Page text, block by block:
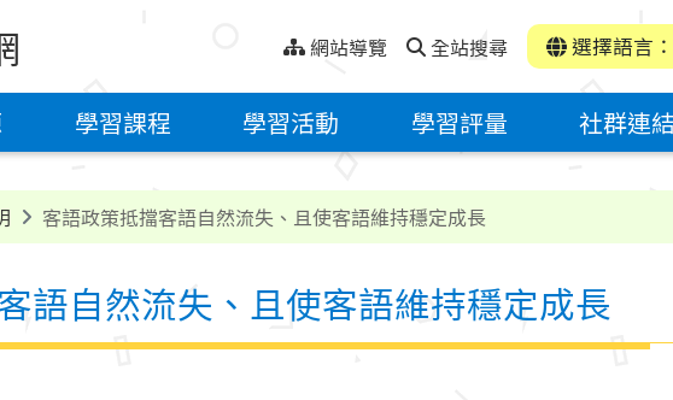
網站導覽 全站搜尋 選擇語言：
學習課程 學習活動 學習評量 社群連結
客語政策抵擋客語自然流失、且使客語維持穩定成長
語自然流失、且使客語維持穩定成長